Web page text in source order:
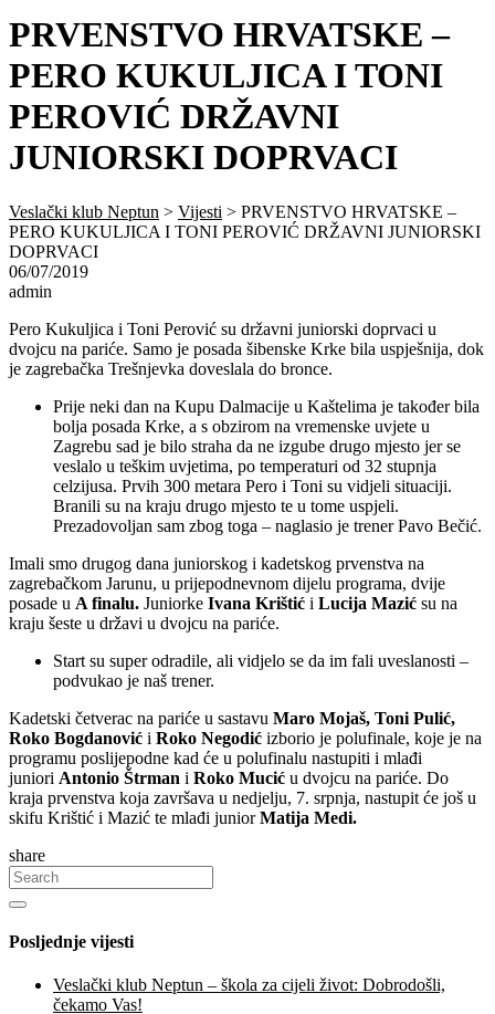
PRVENSTVO HRVATSKE –
PERO KUKULJICA I TONI
PEROVIĆ DRŽAVNI
JUNIORSKI DOPRVACI
Veslački klub Neptun > Vijesti > PRVENSTVO HRVATSKE –
PERO KUKULJICA I TONI PEROVIĆ DRŽAVNI JUNIORSKI
DOPRVACI
06/07/2019
admin
Pero Kukuljica i Toni Perović su državni juniorski doprvaci u
dvojcu na pariće. Samo je posada šibenske Krke bila uspješnija, dok
je zagrebačka Trešnjevka doveslala do bronce.
Prije neki dan na Kupu Dalmacije u Kaštelima je također bila
bolja posada Krke, a s obzirom na vremenske uvjete u
Zagrebu sad je bilo straha da ne izgube drugo mjesto jer se
veslalo u teškim uvjetima, po temperaturi od 32 stupnja
celzijusa. Prvih 300 metara Pero i Toni su vidjeli situaciji.
Branili su na kraju drugo mjesto te u tome uspjeli.
Prezadovoljan sam zbog toga – naglasio je trener Pavo Bečić.
Imali smo drugog dana juniorskog i kadetskog prvenstva na
zagrebačkom Jarunu, u prijepodnevnom dijelu programa, dvije
posade u A finalu. Juniorke Ivana Krištić i Lucija Mazić su na
kraju šeste u državi u dvojcu na pariće.
Start su super odradile, ali vidjelo se da im fali uveslanosti –
podvukao je naš trener.
Kadetski četverac na pariće u sastavu Maro Mojaš, Toni Pulić,
Roko Bogdanović i Roko Negodić izborio je polufinale, koje je na
programu poslijepodne kad će u polufinalu nastupiti i mlađi
juniori Antonio Štrman i Roko Mucić u dvojcu na pariće. Do
kraja prvenstva koja završava u nedjelju, 7. srpnja, nastupit će još u
skifu Krištić i Mazić te mlađi juniorMatija Medi.
share
Posljednje vijesti
Veslački klub Neptun – škola za cijeli život: Dobrodošli,
čekamo Vas!